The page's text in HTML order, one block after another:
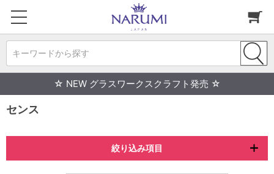
キーワードから探す
☆ NEW グラスワークスクラフト発売 ☆
センス
絞り込み項目